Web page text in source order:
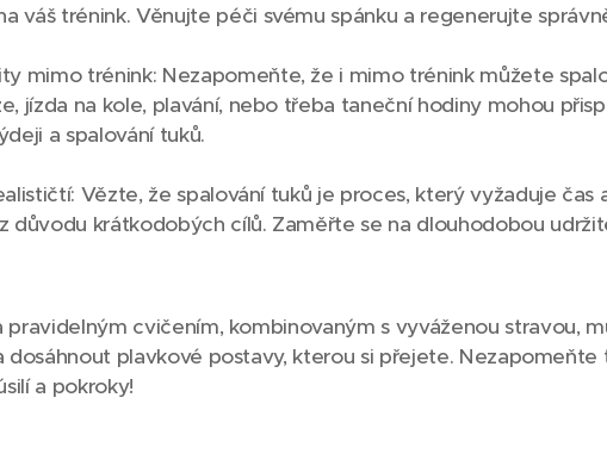
váš trénink. Věnujte péči svému spánku a regenerujte
mimo trénink: Nezapomeňte, že i mimo trénink můžete
jízda na kole, plavání, nebo třeba taneční hodiny mohou
a spalování tuků.
Vězte, že spalování tuků je proces, který vyžaduje čas
důvodu krátkodobých cílů. Zaměřte se na dlouhodobou
cvičením, kombinovaným s vyváženou stravou,
plavkové postavy, kterou si přejete.
a pokroky!